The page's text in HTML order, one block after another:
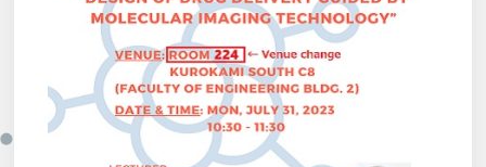
Contact Links
Sitemap